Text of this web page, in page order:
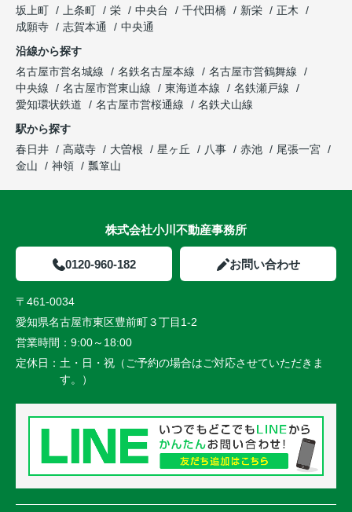
坂上町
上条町 栄 中央台 千代田橋 新栄
正木
成願寺
志賀本通
中央通
沿線から探す
名古屋市営名城線
名鉄名古屋本線
名古屋市営鶴舞線
中央線
名古屋市営東山線 東海道本線
名鉄瀬戸線
愛知環状鉄道
名古屋市営桜通線
名鉄犬山線
駅から探す
春日井
高蔵寺 大曽根 星ヶ丘 八事 赤池
尾張一宮
金山
神領 瓢箪山
株式会社小川不動産事務所
0120-960-182 お問い合わせ
〒461-0034
愛知県名古屋市東区豊前町３丁目1-2
営業時間： 9:00～18:00
定休日： 土・日・祝（ご予約の場合はご対応させていただきま
す。）